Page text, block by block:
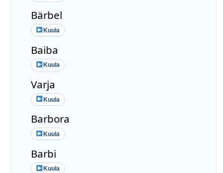
Bärbel
Kuula
Baiba
Kuula
Varja
Kuula
Barbora
Kuula
Barbi
Kuula